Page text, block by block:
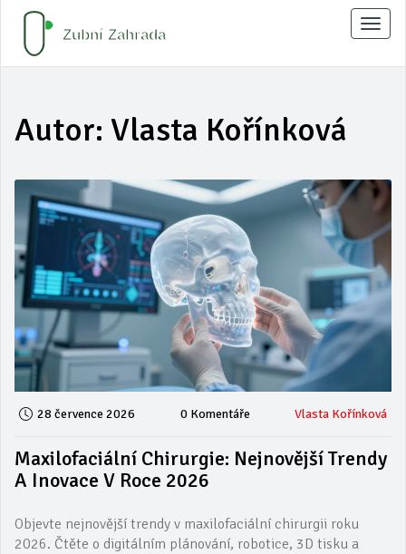
Autor: Vlasta Kořínková
28 července 2026 0 Komentáře Vlasta Kořínková
Maxilofaciální Chirurgie: Nejnovější Trendy
A Inovace V Roce 2026
Objevte nejnovější trendy v maxilofaciální chirurgii roku
2026. Čtěte o digitálním plánování, robotice, 3D tisku a